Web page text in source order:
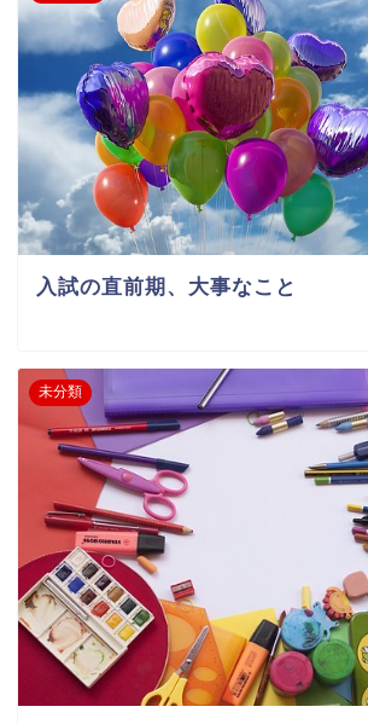
入試の直前期、大事なこと
未分類